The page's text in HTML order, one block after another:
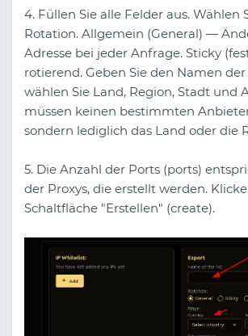
4. Füllen Sie alle Felder aus. Wählen
Rotation. Allgemein (General) —
Adresse bei jeder Anfrage. Sticky
rotierend. Geben Sie den Namen der
wählen Sie Land, Region, Stadt und
müssen keinen bestimmten
sondern lediglich das Land oder die
5. Die Anzahl der Ports (ports)
der Proxys, die erstellt werden.
Schaltfläche "Erstellen" (create).